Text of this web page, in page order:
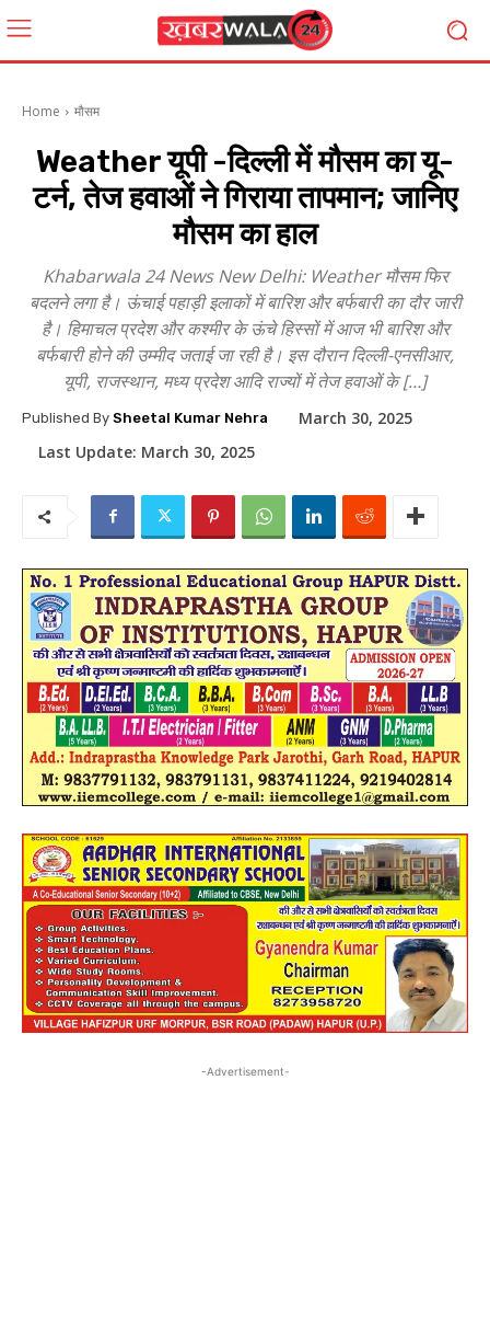
Home मौसम
Weather यूपी -दिल्ली में मौसम का यू-
टर्न, तेज हवाओं ने गिराया तापमान; जानिए
मौसम का हाल
Khabarwala 24 News New Delhi: Weather मौसम फिर
बदलने लगा है। ऊंचाई पहाड़ी इलाकों में बारिश और बर्फबारी का दौर जारी
है। हिमाचल प्रदेश और कश्मीर के ऊंचे हिस्सों में आज भी बारिश और
बर्फबारी होने की उम्मीद जताई जा रही है। इस दौरान दिल्ली-एनसीआर,
यूपी, राजस्थान, मध्य प्रदेश आदि राज्यों में तेज हवाओं के […]
Published By Sheetal Kumar Nehra
March 30, 2025
Last Update: March 30, 2025
-Advertisement-